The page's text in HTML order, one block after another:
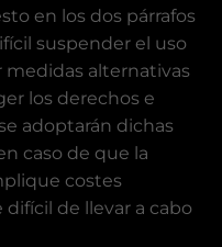
en los dos párrafos
suspender el uso
medidas alternativas
los derechos e
adoptarán dichas
caso de que la
costes
de llevar a cabo